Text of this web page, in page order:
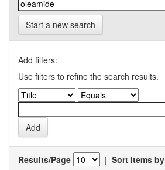
Start a new search
Add filters:
Use filters to refine the search results.
Results/Page | Sort items by